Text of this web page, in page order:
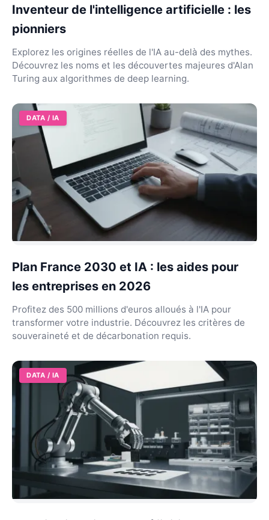
Inventeur de l'intelligence artificielle : les
pionniers
Explorez les origines réelles de l'IA au-delà des mythes.
Découvrez les noms et les découvertes majeures d'Alan
Turing aux algorithmes de deep learning.
DATA / IA
Plan France 2030 et IA : les aides pour
les entreprises en 2026
Profitez des 500 millions d'euros alloués à l'IA pour
transformer votre industrie. Découvrez les critères de
souveraineté et de décarbonation requis.
DATA / IA